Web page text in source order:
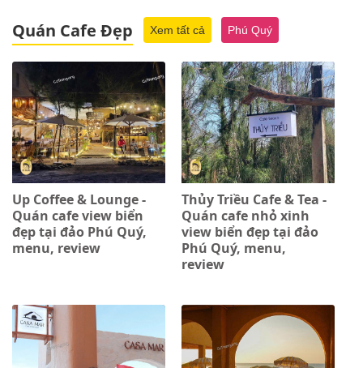
Quán Cafe Đẹp Xem tất cả Phú Quý
Up Coffee & Lounge -
Quán cafe view biển
đẹp tại đảo Phú Quý,
menu, review
Thủy Triều Cafe & Tea -
Quán cafe nhỏ xinh
view biển đẹp tại đảo
Phú Quý, menu,
review